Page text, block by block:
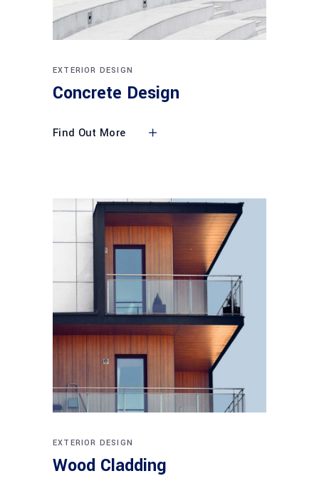
EXTERIOR DESIGN
Concrete Design
Find Out More
EXTERIOR DESIGN
Wood Cladding